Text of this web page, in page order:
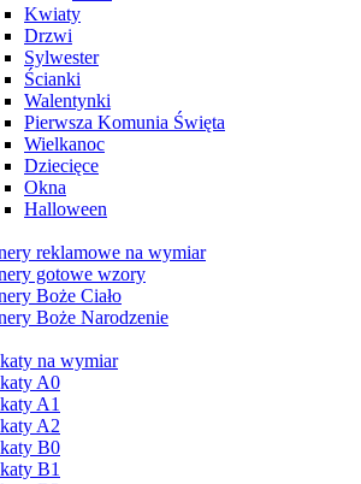
Kwiaty
Drzwi
Sylwester
Ścianki
Walentynki
Pierwsza Komunia Święta
Wielkanoc
Dziecięce
Okna
Halloween
reklamowe na wymiar
gotowe wzory
Boże Ciało
Boże Narodzenie
na wymiar
A0
A1
A2
B0
B1